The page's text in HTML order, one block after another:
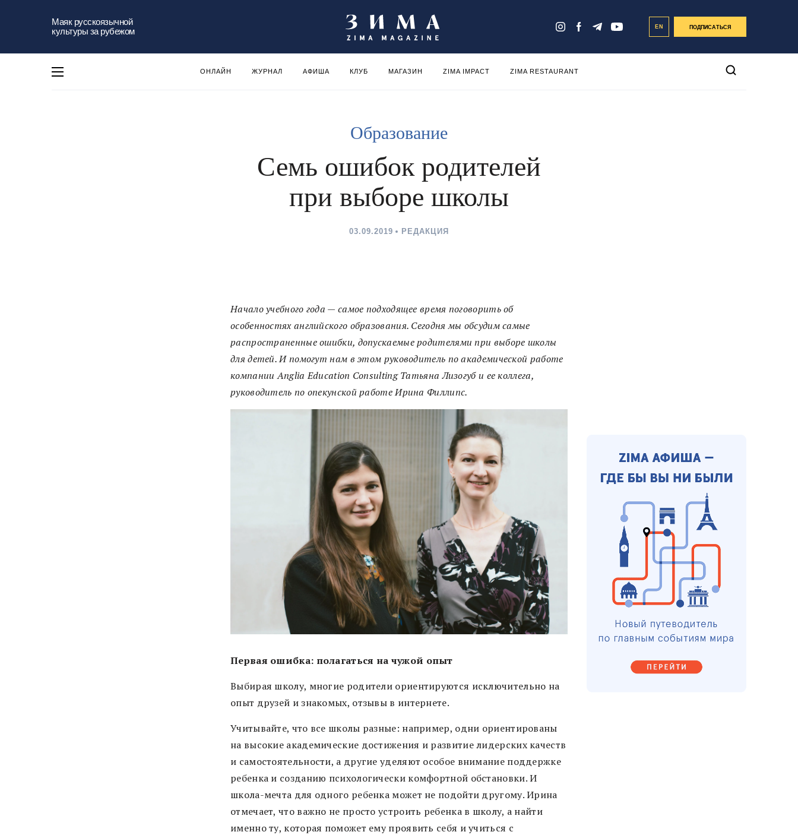
Маяк русскоязычной
культуры за рубежом
EN ПОДПИСАТЬСЯ
ОНЛАЙН ЖУРНАЛ АФИША КЛУБ МАГАЗИН ZIMA IMPACT ZIMA RESTAURANT
Образование
Семь ошибок родителей
при выборе школы
03.09.2019 РЕДАКЦИЯ
Начало учебного года — самое подходящее время поговорить об
особенностях английского образования. Сегодня мы обсудим самые
распространенные ошибки, допускаемые родителями при выборе школы
для детей. И помогут нам в этом руководитель по академической работе
компании Anglia Education Consulting Татьяна Лизогуб и ее коллега,
руководитель по опекунской работе Ирина Филлипс.
Первая ошибка: полагаться на чужой опыт
Выбирая школу, многие родители ориентируются исключительно на
опыт друзей и знакомых, отзывы в интернете.
Учитывайте, что все школы разные: например, одни ориентированы
на высокие академические достижения и развитие лидерских качеств
и самостоятельности, а другие уделяют особое внимание поддержке
ребенка и созданию психологически комфортной обстановки. И
школа-мечта для одного ребенка может не подойти другому. Ирина
отмечает, что важно не просто устроить ребенка в школу, а найти
именно ту, которая поможет ему проявить себя и учиться с